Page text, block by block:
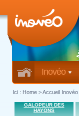
Inovéo
Ici : Home >Accueil Inovéo
GALOPEUR DES
HAYONS